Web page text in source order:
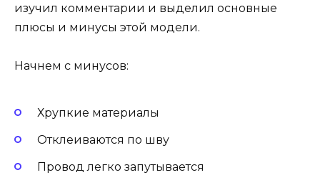
изучил комментарии и выделил основные
плюсы и минусы этой модели.
Начнем с минусов:
Хрупкие материалы
Отклеиваются по шву
Провод легко запутывается